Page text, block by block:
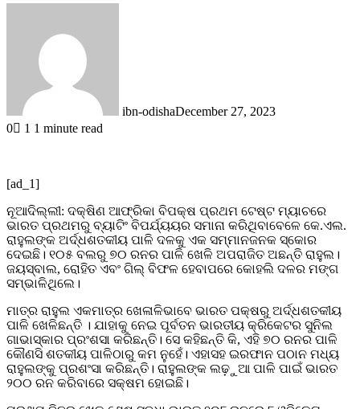
ibn-odishaDecember 27, 2023
0
1 1 minute read
[ad_1]
ନୂଆଦିଲ୍ଲୀ: ଦକ୍ଷିଣ ଆଫ୍ରିକା ବିପକ୍ଷ ପ୍ରଥମ ଟେଷ୍ଟ ମ୍ୟାଚରେ
ଭାରତ ପ୍ରଥମରୁ ବ୍ୟାଟିଂ ବିପର୍ଯ୍ୟୟର ସମାନା କରିଥିବାବେଳେ କେ.ଏଲ.
ରାହୁଲଙ୍କ ଅର୍ଦ୍ଧଶତକୀୟ ପାଳି ଦଳକୁ ଏକ ସମ୍ମାନଜନକ ସ୍କୋର
ଦେଇଛି। ୧୦୫ ବଲରୁ ୭୦ ରନର ପାଳି ଖେଳି ଅପରାଜିତ ଅଛନ୍ତି ରାହୁଲ।
ଜୟସ୍ବାଲ, ରୋହିତ ଏବଂ ଗିଲ୍ ବିଫଳ ହେବାପରେ କୋହଲି ଦଳର ମଙ୍ଗ
ସମ୍ଭାଳିଥିଲେ।
ମାତ୍ର ରାହୁଲ ଏକମାତ୍ର ଖେଳାଳିଭାବେ ଭାରତ ପକ୍ଷରୁ ଅର୍ଦ୍ଧଶତକୀୟ
ପାଳି ଖେଳିଛନ୍ତି । ଯାହାକୁ ନେଇ ପୂର୍ବତନ ଭାରତୀୟ କ୍ରିକେଟର ସୁନିଲ
ଗାଭାସ୍କାର ପ୍ରଂଶସା କରିଛନ୍ତି। ସେ କହିଛନ୍ତି କି, ଏହି ୭୦ ରନର ପାଳି
କୌଣସି ଶତକୀୟ ପାଳିଠାରୁ କମ ନୁହେଁ। ଏହାସହ ଇରଫାନ ପଠାନ ମଧ୍ୟ
ରାହୁଲଙ୍କୁ ପ୍ରଶଂସା କରିଛନ୍ତି। ରାହୁଲଙ୍କ ଲଢ଼ୁଆ ପାଳି ପାଇଁ ଭାରତ
୨୦୦ ରନ କରିବାରେ ସକ୍ଷମ ହୋଇଛି।